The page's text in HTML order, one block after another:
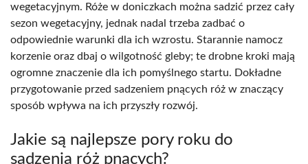
wegetacyjnym. Róże w doniczkach można sadzić przez cały
sezon wegetacyjny, jednak nadal trzeba zadbać o
odpowiednie warunki dla ich wzrostu. Starannie namocz
korzenie oraz dbaj o wilgotność gleby; te drobne kroki mają
ogromne znaczenie dla ich pomyślnego startu. Dokładne
przygotowanie przed sadzeniem pnących róż w znaczący
sposób wpływa na ich przyszły rozwój.
Jakie są najlepsze pory roku do
sadzenia róż pnących?